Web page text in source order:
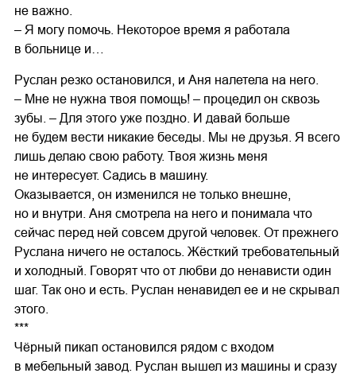
не важно.
– Я могу помочь. Некоторое время я работала
в больнице и…
Руслан резко остановился, и Аня налетела на него.
– Мне не нужна твоя помощь! – процедил он сквозь
зубы. – Для этого уже поздно. И давай больше
не будем вести никакие беседы. Мы не друзья. Я всего
лишь делаю свою работу. Твоя жизнь меня
не интересует. Садись в машину.
Оказывается, он изменился не только внешне,
но и внутри. Аня смотрела на него и понимала что
сейчас перед ней совсем другой человек. От прежнего
Руслана ничего не осталось. Жёсткий требовательный
и холодный. Говорят что от любви до ненависти один
шаг. Так оно и есть. Руслан ненавидел ее и не скрывал
этого.
***
Чёрный пикап остановился рядом с входом
в мебельный завод. Руслан вышел из машины и сразу